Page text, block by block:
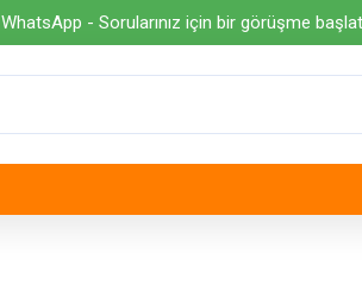
WhatsApp - Sorularınız için bir görüşme